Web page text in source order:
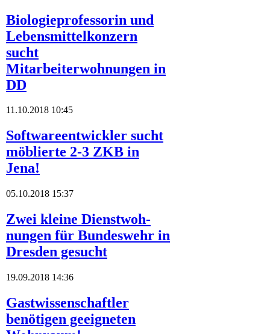
Biologieprofessorin und
Lebensmittelkonzern
sucht
Mitarbeiterwohnungen in
DD
11.10.2018 10:45
Softwareentwickler sucht
möblierte 2-3 ZKB in
Jena!
05.10.2018 15:37
Zwei kleine Dienstwoh-
nungen für Bundeswehr in
Dresden gesucht
19.09.2018 14:36
Gastwissenschaftler
benötigen geeigneten